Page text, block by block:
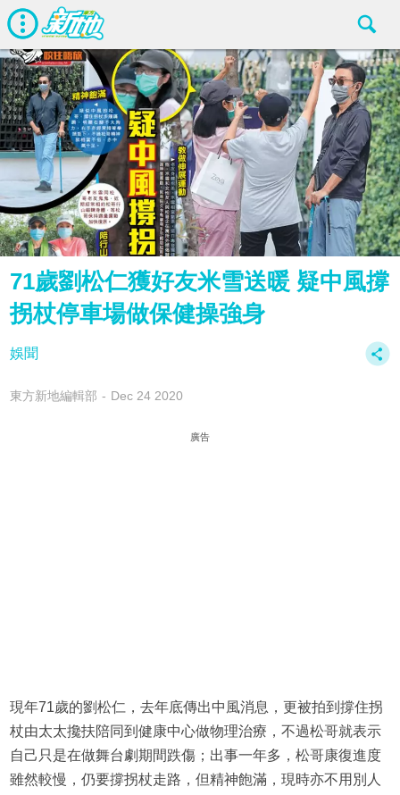
71歲劉松仁獲好友米雪送暖 疑中風撐
拐杖停車場做保健操強身
娛聞
東方新地編輯部 Dec 24 2020
廣告
現年71歲的劉松仁，去年底傳出中風消息，更被拍到撐住拐
杖由太太攙扶陪同到健康中心做物理治療，不過松哥就表示
自己只是在做舞台劇期間跌傷；出事一年多，松哥康復進度
雖然較慢，仍要撐拐杖走路，但精神飽滿，現時亦不用別人